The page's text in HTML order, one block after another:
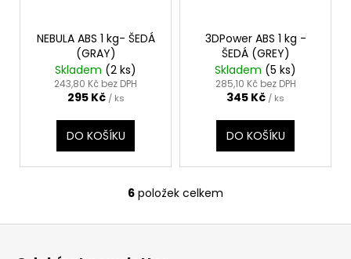
NEBULA ABS 1 kg- ŠEDÁ
(GRAY)
Skladem (2 ks)
243,80 Kč bez DPH
295 Kč / ks
DO KOŠÍKU
3DPower ABS 1 kg -
ŠEDÁ (GREY)
Skladem (5 ks)
285,10 Kč bez DPH
345 Kč / ks
DO KOŠÍKU
O
v
6 položek celkem